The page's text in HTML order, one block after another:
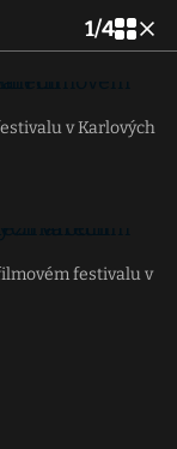
1/4
v Karlových
festivalu v